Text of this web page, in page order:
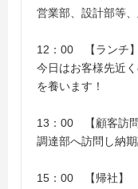
営業部、設計部等
12：00 【ランチ】
今日はお客様先近
を養います！
13：00 【顧客訪問
調達部へ訪問し納
15：00 【帰社】